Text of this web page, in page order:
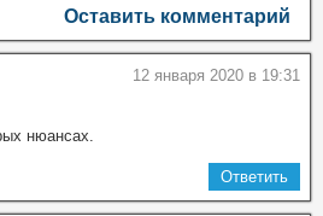
Оставить комментарий
12 января 2020 в 19:31
нюансах.
Ответить